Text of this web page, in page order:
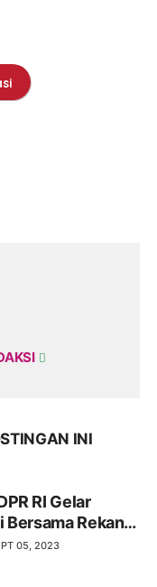
INI
RI Gelar
Bersama Rekan
BKKBN di
05, 2023